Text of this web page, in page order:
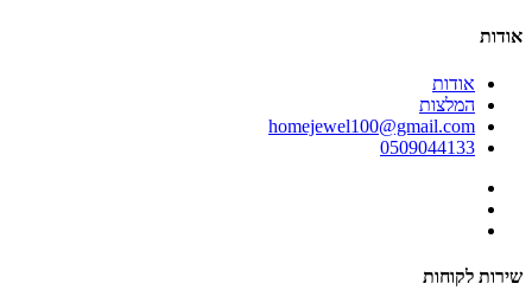
אודות
אודות
המלצות
homejewel100@gmail.com
0509044133
שירות לקוחות